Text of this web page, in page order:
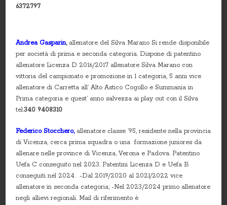
6372797
Andrea Gasparin, allenatore del Silva Marano Si rende disponibile
per società di prima e seconda categoria. Dispone di patentino
allenatore Licenza D 2016/2017 allenatore Silva Marano con
vittoria del campionato e promozione in 1 categoria, 5 anni vice
allenatore di Carretta all’ Alto Astico Cogollo e Summania in
Prima categoria e quest’ anno salvezza ai play out con il Silva
tel.340 9408310
Federico Stocchero, allenatore classe ‘95, residente nella provincia
di Vicenza, cerca prima squadra o una formazione juniores da
allenare nelle province di Vicenza, Verona e Padova. Patentino
Uefa C conseguito nel 2023. Patentini Licenza D e Uefa B
conseguiti nel 2024. -Dal 2019/2020 al 2021/2022 vice
allenatore in seconda categoria; -Nel 2023/2024 primo allenatore
negli allievi regionali. Mail di riferimento è